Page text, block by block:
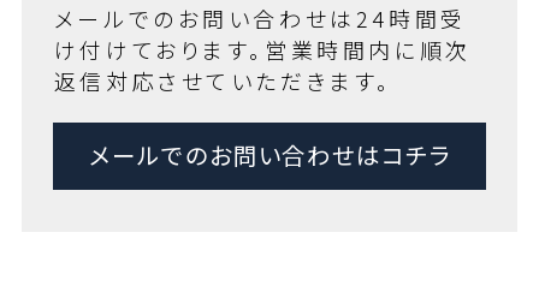
メールでのお問い合わせは24時間受
け付けております。営業時間内に順次
返信対応させていただきます。
メールでのお問い合わせはコチラ